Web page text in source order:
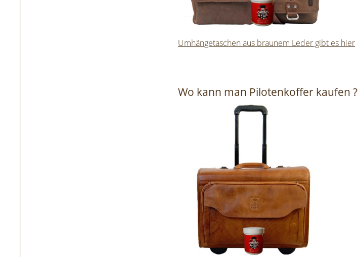
Umhängetaschen aus braunem Leder gibt es hier
Wo kann man Pilotenkoffer kaufen ?